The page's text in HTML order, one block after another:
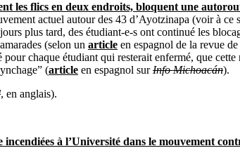
les flics en deux endroits, bloquent une
actuel autour des 43 d’Ayotzinapa (voir à
plus tard, des étudiant-e-s ont continué les
(selon un article en espagnol de la revue
chaque étudiant qui resterait enfermé, que
(article en espagnol surInfo Michoacán).
, en anglais).
à l’Université dans le mouvement